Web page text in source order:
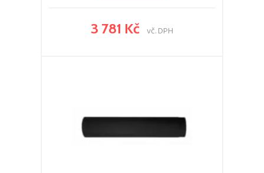
3 781 Kč vč. DPH